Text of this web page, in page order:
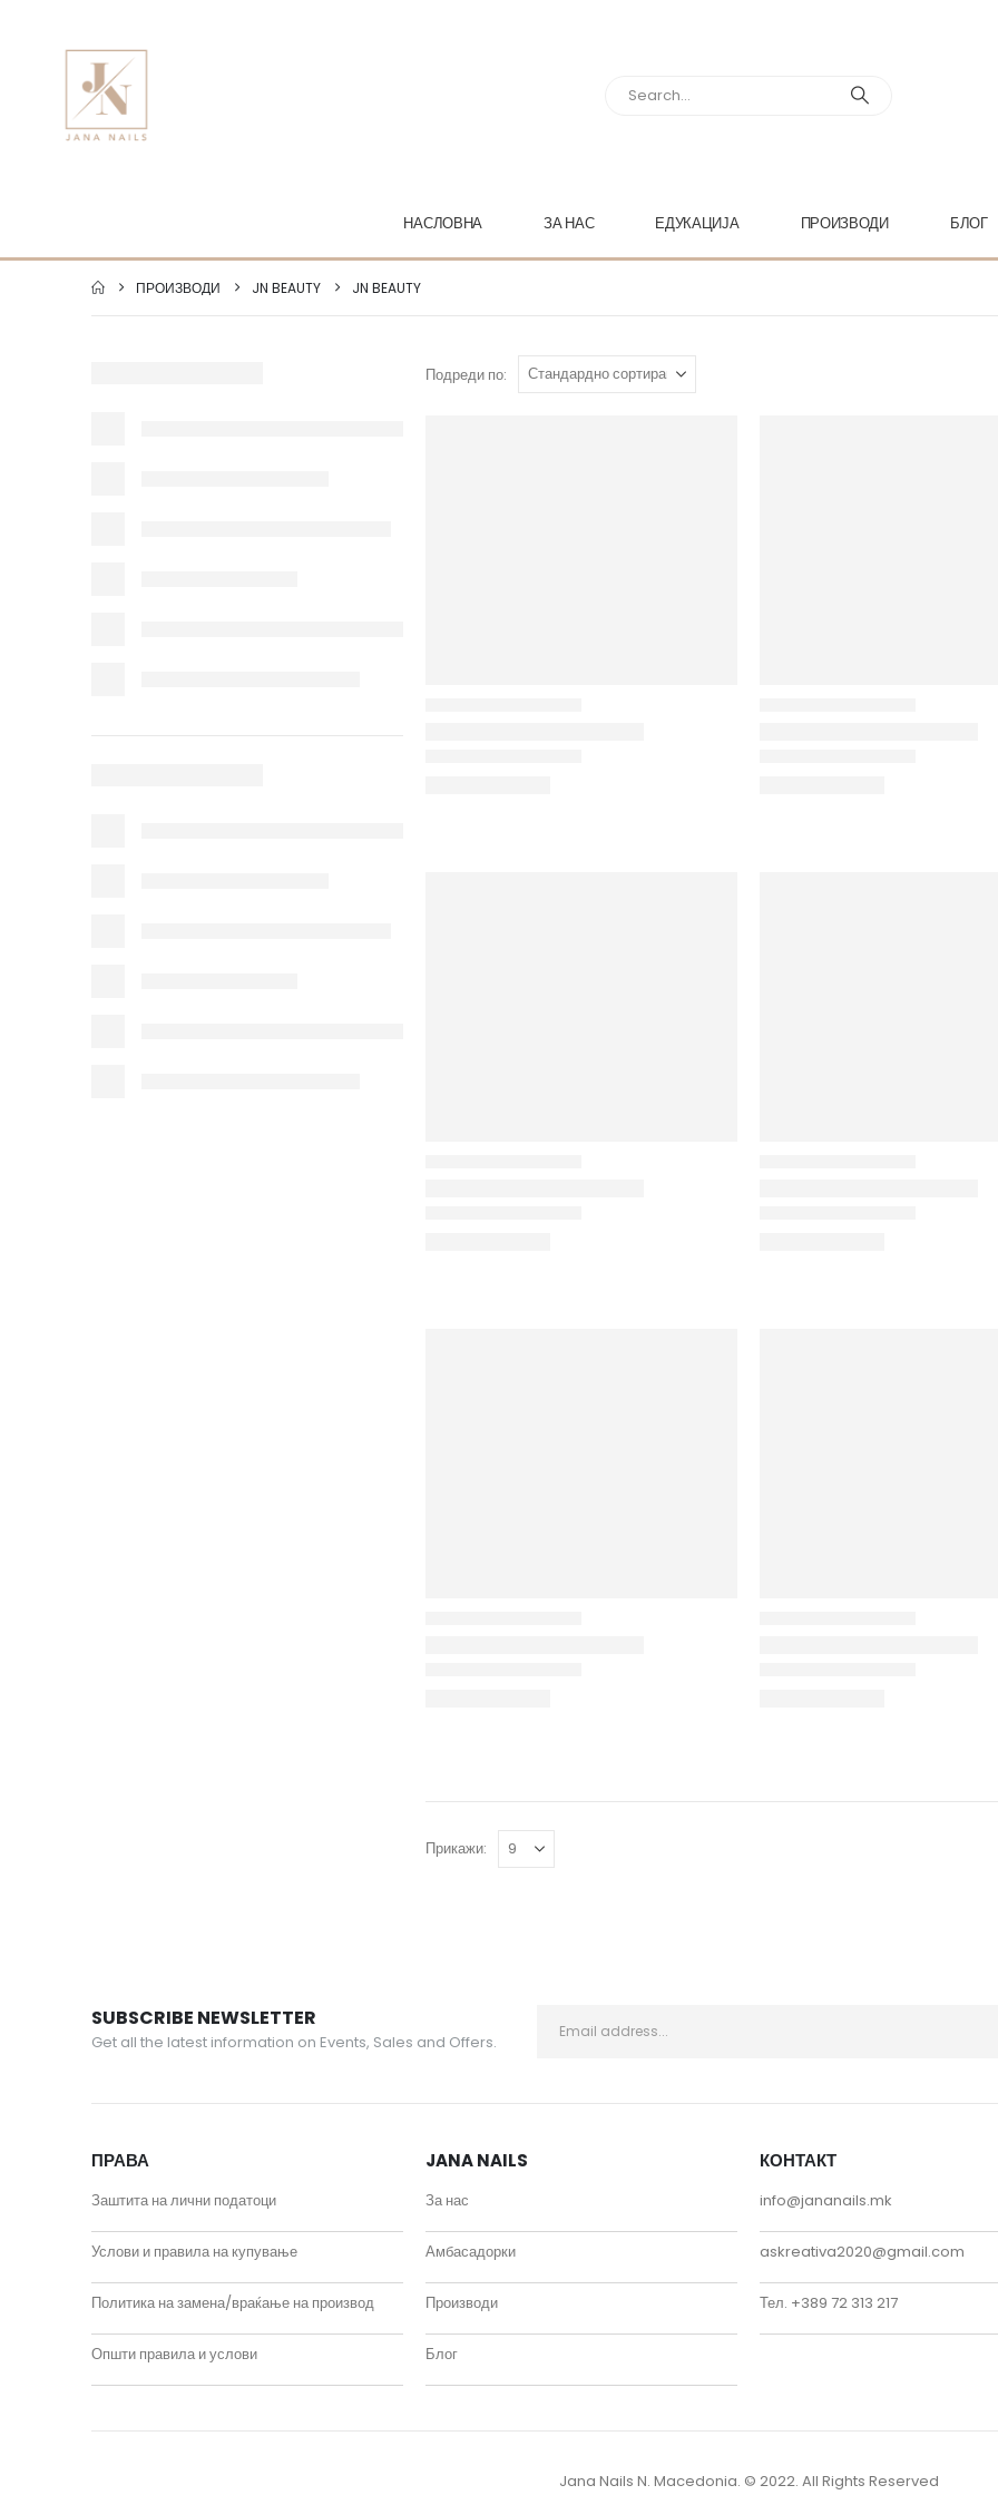
НАСЛОВНА ЗА НАС ЕДУКАЦИЈА ПРОИЗВОДИ БЛОГ
ПРОИЗВОДИ JN BEAUTY JN BEAUTY
Подреди по:
Прикажи:
SUBSCRIBE NEWSLETTER
Get all the latest information on Events, Sales and Offers.
ПРАВА
Заштита на лични податоци
Услови и правила на купување
Политика на замена/враќање на производ
Општи правила и услови
JANA NAILS
За нас
Амбасадорки
Производи
Блог
КОНТАКТ
info@jananails.mk
askreativa2020@gmail.com
Тел. +389 72 313 217
Jana Nails N. Macedonia. © 2022. All Rights Reserved